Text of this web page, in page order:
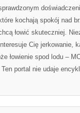
które kochają spokój nad
łowić skuteczniej.
Cię jerkowanie,
łowienie spod lodu –
portal nie udaje